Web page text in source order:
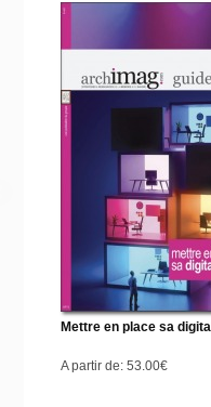
Mettre en place sa
A partir de:53.00€